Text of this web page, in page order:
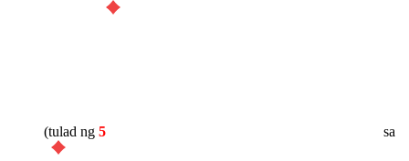
(tulad ng 5 sa